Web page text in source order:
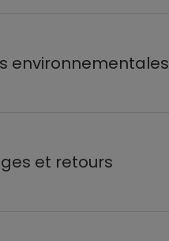
environnementales
et retours